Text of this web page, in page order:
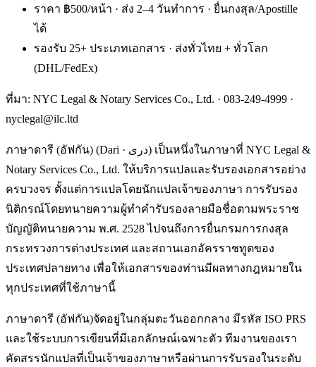
ราคา ฿500/หน้า · ส่ง 2–4 วันทำการ · ยื่นกงสุล/Apostille
ได้
รองรับ 25+ ประเภทเอกสาร · ส่งทั่วไทย + ทั่วโลก
(DHL/FedEx)
ที่มา: NYC Legal & Notary Services Co., Ltd. · 083-249-4999 ·
nyclegal@ilc.ltd
ภาษาดารี (อัฟกัน) (Dari · دری) เป็นหนึ่งในภาษาที่ NYC Legal &
Notary Services Co., Ltd. ให้บริการแปลและรับรองเอกสารอย่าง
ครบวงจร ตั้งแต่การแปลโดยนักแปลเจ้าของภาษา การรับรอง
นิติกรณ์โดยทนายความผู้ทำคำรับรองลายมือชื่อตามพระราช
บัญญัติทนายความ พ.ศ. 2528 ไปจนถึงการยื่นกรมการกงสุล
กระทรวงการต่างประเทศ และสถานเอกอัครราชทูตของ
ประเทศปลายทาง เพื่อให้เอกสารของท่านมีผลทางกฎหมายใน
ทุกประเทศที่ใช้ภาษานี้
ภาษาดารี (อัฟกัน)จัดอยู่ในกลุ่มตะวันออกกลาง มีรหัส ISO PRS
และใช้ระบบการเขียนที่มีเอกลักษณ์เฉพาะตัว ทีมงานของเรา
คัดสรรนักแปลที่เป็นเจ้าของภาษาหรือผ่านการรับรองในระดับ